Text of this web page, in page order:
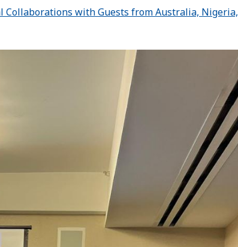
Collaborations with Guests from Australia, Nigeria,